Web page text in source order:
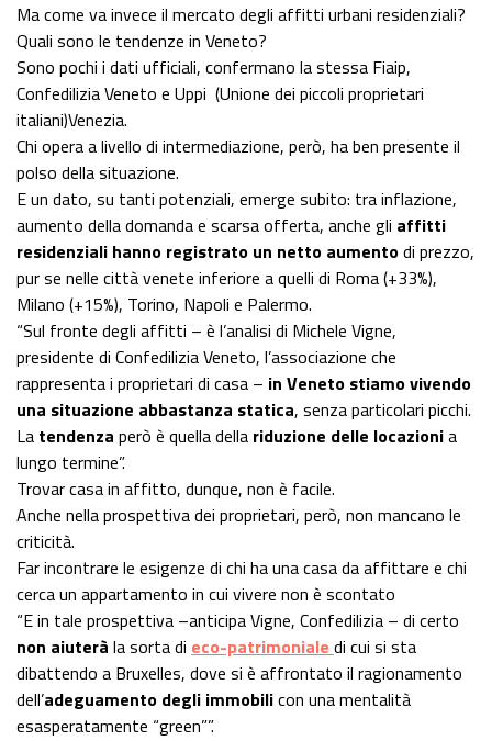
Ma come va invece il mercato degli affitti urbani residenziali?
Quali sono le tendenze in Veneto?
Sono pochi i dati ufficiali, confermano la stessa Fiaip,
Confedilizia Veneto e Uppi (Unione dei piccoli proprietari
italiani)Venezia.
Chi opera a livello di intermediazione, però, ha ben presente il
polso della situazione.
E un dato, su tanti potenziali, emerge subito: tra inflazione,
aumento della domanda e scarsa offerta, anche gli affitti
residenziali hanno registrato un netto aumentodi prezzo,
pur se nelle città venete inferiore a quelli di Roma (+33%),
Milano (+15%), Torino, Napoli e Palermo.
“Sul fronte degli affitti – è l’analisi di Michele Vigne,
presidente di Confedilizia Veneto, l’associazione che
rappresenta i proprietari di casa – in Veneto stiamo vivendo
una situazione abbastanza statica, senza particolari picchi.
La tendenza però è quella della riduzione delle locazionia
lungo termine”.
Trovar casa in affitto, dunque, non è facile.
Anche nella prospettiva dei proprietari, però, non mancano le
criticità.
Far incontrare le esigenze di chi ha una casa da affittare e chi
cerca un appartamento in cui vivere non è scontato
“E in tale prospettiva –anticipa Vigne, Confedilizia – di certo
non aiuterà la sorta di eco-patrimoniale di cui si sta
dibattendo a Bruxelles, dove si è affrontato il ragionamento
dell’adeguamento degli immobilicon una mentalità
esasperatamente “green””.